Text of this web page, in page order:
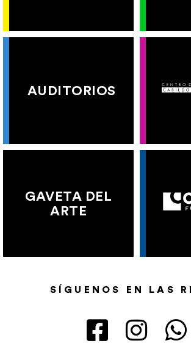
AUDITORIOS
GAVETA DEL
ARTE
SÍGUENOS EN LAS